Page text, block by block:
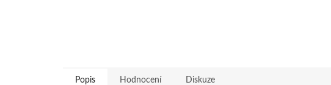
Popis Hodnocení Diskuze